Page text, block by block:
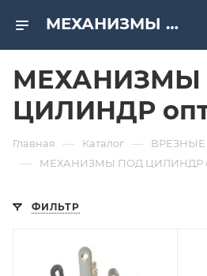
МЕХАНИЗМЫ ПОД ЦИЛИНДР оптом по низким ценам от компании «САМИР-КИЛИТ»
МЕХАНИЗМЫ
ЦИЛИНДР
Главная — Каталог —
— МЕХАНИЗМЫ ПОД ЦИЛИНДР
ФИЛЬТР